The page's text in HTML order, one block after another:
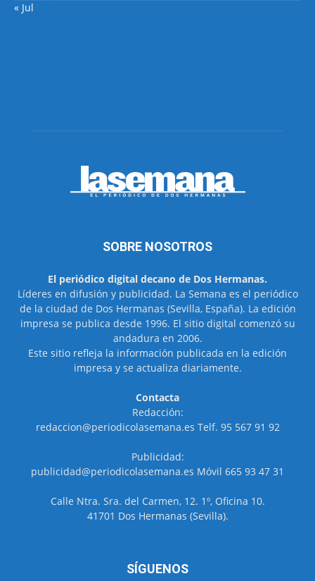
« Jul
SOBRE NOSOTROS
El periódico digital decano de Dos Hermanas.
Líderes en difusión y publicidad. La Semana es el periódico
de la ciudad de Dos Hermanas (Sevilla, España). La edición
impresa se publica desde 1996. El sitio digital comenzó su
andadura en 2006.
Este sitio refleja la información publicada en la edición
impresa y se actualiza diariamente.
Contacta
Redacción:
redaccion@periodicolasemana.es Telf. 95 567 91 92
Publicidad:
publicidad@periodicolasemana.es Móvil 665 93 47 31
Calle Ntra. Sra. del Carmen, 12. 1º, Oficina 10.
41701 Dos Hermanas (Sevilla).
SÍGUENOS